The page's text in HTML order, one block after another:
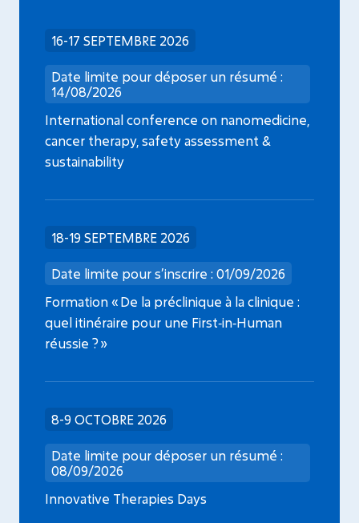
16-17 SEPTEMBRE 2026
Date limite pour déposer un résumé :
14/08/2026
International conference on nanomedicine,
cancer therapy, safety assessment &
sustainability
18-19 SEPTEMBRE 2026
Date limite pour s’inscrire : 01/09/2026
Formation « De la préclinique à la clinique :
quel itinéraire pour une First‑in‑Human
réussie ? »
8-9 OCTOBRE 2026
Date limite pour déposer un résumé :
08/09/2026
Innovative Therapies Days